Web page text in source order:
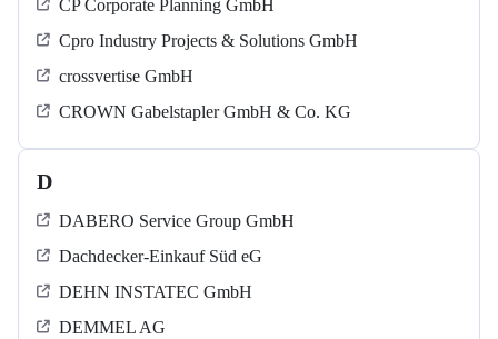
CP Corporate Planning GmbH
Cpro Industry Projects & Solutions GmbH
crossvertise GmbH
CROWN Gabelstapler GmbH & Co. KG
D
DABERO Service Group GmbH
Dachdecker-Einkauf Süd eG
DEHN INSTATEC GmbH
DEMMEL AG